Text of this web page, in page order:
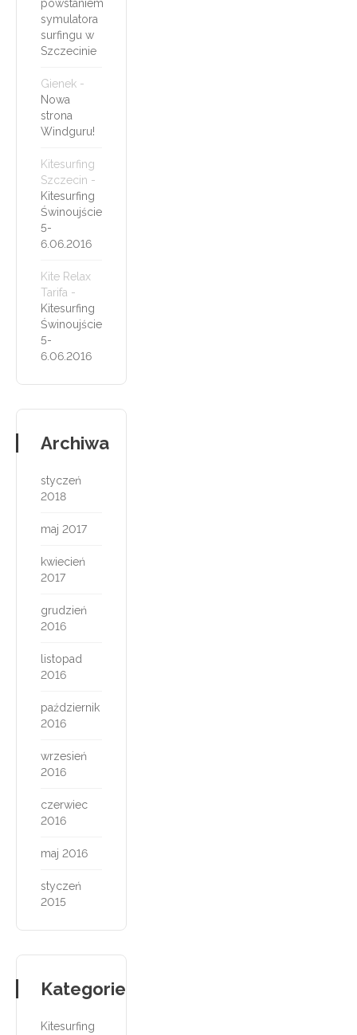
powstaniem
symulatora
surfingu w
Szczecinie
Gienek -
Nowa
strona
Windguru!
Kitesurfing
Szczecin -
Kitesurfing
Świnoujście
5-
6.06.2016
Kite Relax
Tarifa -
Kitesurfing
Świnoujście
5-
6.06.2016
Archiwa
styczeń
2018
maj 2017
kwiecień
2017
grudzień
2016
listopad
2016
październik
2016
wrzesień
2016
czerwiec
2016
maj 2016
styczeń
2015
Kategorie
Kitesurfing